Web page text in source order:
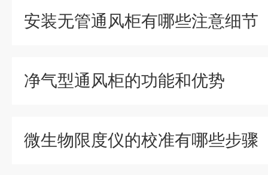
安装无管通风柜有哪些注意细节
净气型通风柜的功能和优势
微生物限度仪的校准有哪些步骤